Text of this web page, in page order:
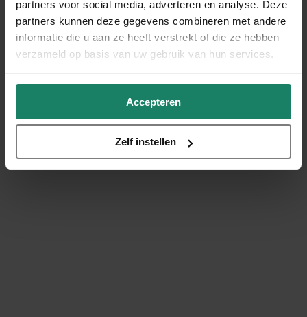
partners voor social media, adverteren en analyse. Deze
partners kunnen deze gegevens combineren met andere
informatie die u aan ze heeft verstrekt of die ze hebben
verzameld op basis van uw gebruik van hun services.
Accepteren
Zelf instellen